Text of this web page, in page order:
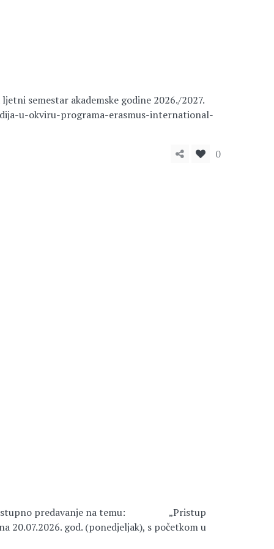
semestar akademske godine 2026./2027.
u-okviru-programa-erasmus-international-
0
će nastupno predavanje na temu: „Pristup
20.07.2026. god. (ponedjeljak), s početkom u